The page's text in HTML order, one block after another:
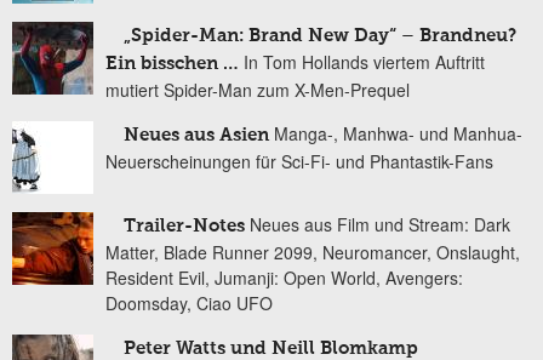
„Spider-Man: Brand New Day“ – Brandneu?
Ein bisschen … In Tom Hollands viertem Auftritt
mutiert Spider-Man zum X-Men-Prequel
Neues aus Asien Manga-, Manhwa- und Manhua-
Neuerscheinungen für Sci-Fi- und Phantastik-Fans
Trailer-Notes Neues aus Film und Stream: Dark
Matter, Blade Runner 2099, Neuromancer, Onslaught,
Resident Evil, Jumanji: Open World, Avengers:
Doomsday, Ciao UFO
Peter Watts und Neill Blomkamp